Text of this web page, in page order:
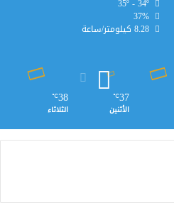
35º - 34º
37%
8.28 كيلومتر/ساعة
37
℃
الأثنين
38
℃
الثلاثاء